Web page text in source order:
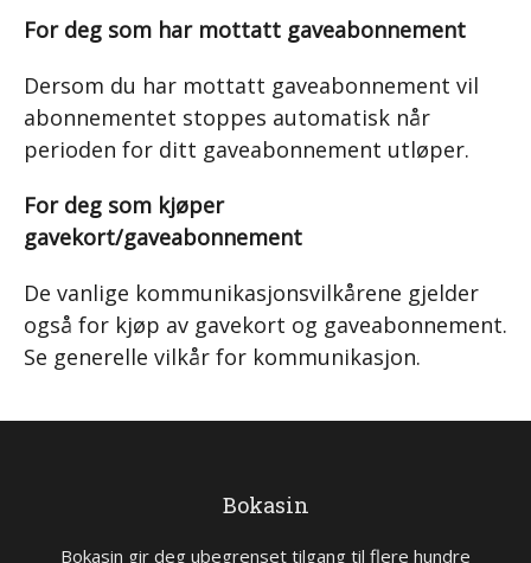
For deg som har mottatt gaveabonnement
Dersom du har mottatt gaveabonnement vil
abonnementet stoppes automatisk når
perioden for ditt gaveabonnement utløper.
For deg som kjøper
gavekort/gaveabonnement
De vanlige kommunikasjonsvilkårene gjelder
også for kjøp av gavekort og gaveabonnement.
Se generelle vilkår for kommunikasjon.
Bokasin
Bokasin gir deg ubegrenset tilgang til flere hundre